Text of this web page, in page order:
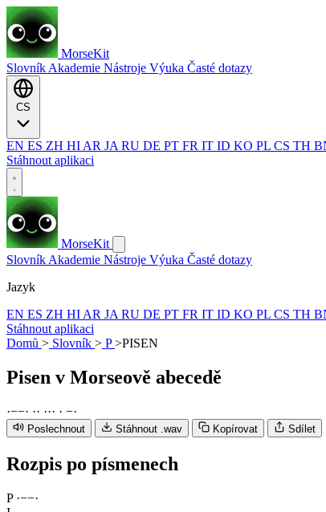
MorseKit
Slovník Akademie Nástroje Výuka Časté dotazy
EN ES ZH HI AR JA RU DE PT FR IT ID KO PL CS TH
Stáhnout aplikaci
MorseKit
Slovník Akademie Nástroje Výuka Časté dotazy
Jazyk
EN ES ZH HI AR JA RU DE PT FR IT ID KO PL CS TH
Stáhnout aplikaci
Domů > Slovník > P>PISEN
Pisen v Morseově abecedě
·−−· ·· ··· · −·
Poslechnout Stáhnout .wav Kopírovat Sdílet
Rozpis po písmenech
P ·−−·